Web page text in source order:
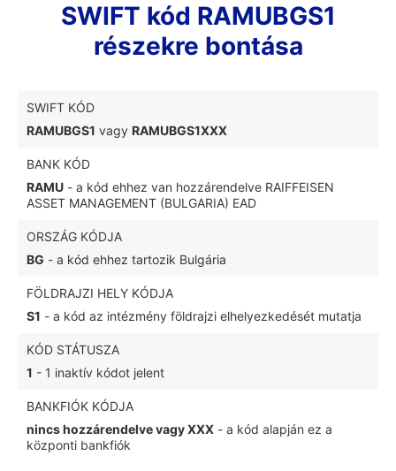
SWIFT kód RAMUBGS1
részekre bontása
SWIFT KÓD
RAMUBGS1 vagy RAMUBGS1XXX
BANK KÓD
RAMU - a kód ehhez van hozzárendelve RAIFFEISEN
ASSET MANAGEMENT (BULGARIA) EAD
ORSZÁG KÓDJA
BG - a kód ehhez tartozik Bulgária
FÖLDRAJZI HELY KÓDJA
S1 - a kód az intézmény földrajzi elhelyezkedését mutatja
KÓD STÁTUSZA
1 - 1 inaktív kódot jelent
BANKFIÓK KÓDJA
nincs hozzárendelve vagy XXX - a kód alapján ez a
központi bankfiók